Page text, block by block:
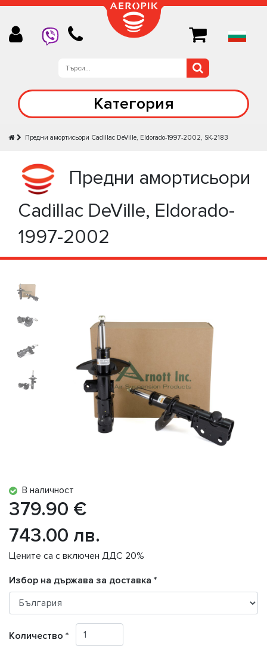
Категория
Предни амортисьори Cadillac DeVille, Eldorado-1997-2002, SK-2183
Предни амортисьори
Cadillac DeVille, Eldorado-
1997-2002
В наличност
379.90 €
743.00 лв.
Цените са с включен ДДС 20%
Избор на държава за доставка *
Количество *